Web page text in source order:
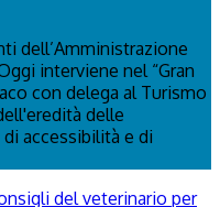
dell’Amministrazione
interviene nel “Gran
con delega al Turismo
delle
accessibilità e di